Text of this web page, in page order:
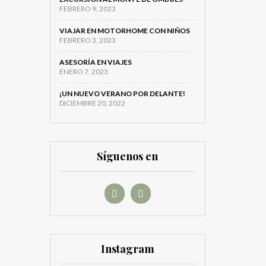
FEBRERO 9, 2023
VIAJAR EN MOTORHOME CON NIÑOS
FEBRERO 3, 2023
ASESORÍA EN VIAJES
ENERO 7, 2023
¡UN NUEVO VERANO POR DELANTE!
DICIEMBRE 20, 2022
Síguenos en
Instagram